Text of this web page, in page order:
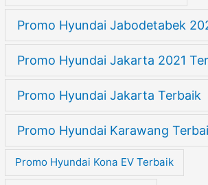
Promo Hyundai Jabodetabek
Promo Hyundai Jakarta 2021
Promo Hyundai Jakarta Terbaik
Promo Hyundai Karawang
Promo Hyundai Kona EV Terbaik